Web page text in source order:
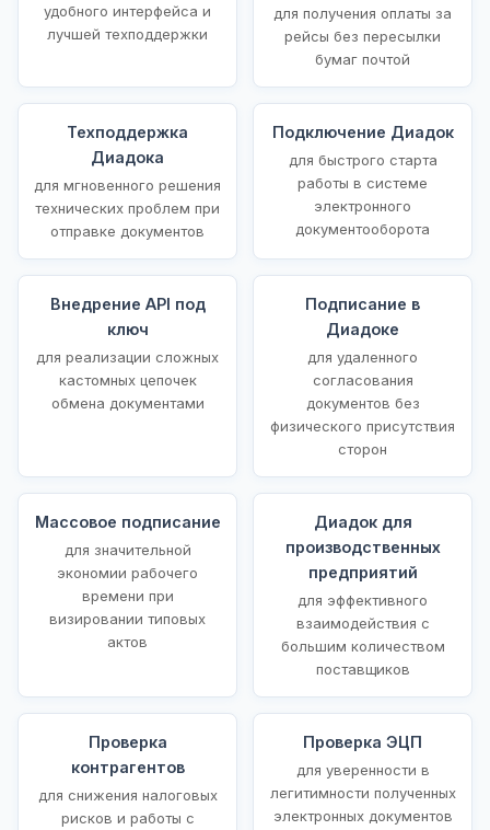
удобного интерфейса и
лучшей техподдержки
для получения оплаты за
рейсы без пересылки
бумаг почтой
Техподдержка
Диадока
для мгновенного решения
технических проблем при
отправке документов
Подключение Диадок
для быстрого старта
работы в системе
электронного
документооборота
Внедрение API под
ключ
для реализации сложных
кастомных цепочек
обмена документами
Подписание в
Диадоке
для удаленного
согласования
документов без
физического присутствия
сторон
Массовое подписание
для значительной
экономии рабочего
времени при
визировании типовых
актов
Диадок для
производственных
предприятий
для эффективного
взаимодействия с
большим количеством
поставщиков
Проверка
контрагентов
для снижения налоговых
рисков и работы с
Проверка ЭЦП
для уверенности в
легитимности полученных
электронных документов